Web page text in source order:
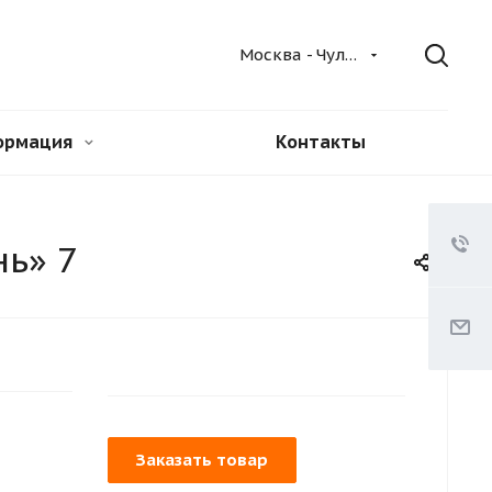
Москва - Чулково
Контакты
7
Заказать товар